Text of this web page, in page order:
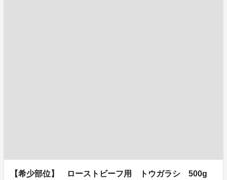
【希少部位】 ローストビーフ用 トウガラシ 500g